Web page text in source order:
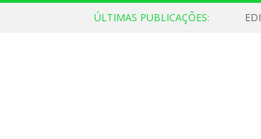
ÚLTIMAS PUBLICAÇÕES: